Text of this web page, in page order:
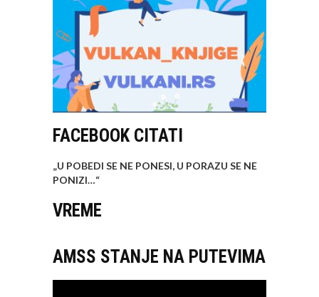
FACEBOOK CITATI
„U POBEDI SE NE PONESI, U PORAZU SE NE
PONIZI…“
VREME
AMSS STANJE NA PUTEVIMA